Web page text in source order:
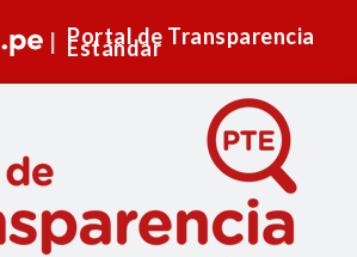
Portal de Transparencia
Estándar